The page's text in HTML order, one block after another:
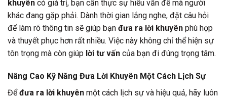
khuyên có giá trị, bạn cần thực sự hiểu vấn đề mà người
khác đang gặp phải. Dành thời gian lắng nghe, đặt câu hỏi
để làm rõ thông tin sẽ giúp bạn đưa ra lời khuyên phù hợp
và thuyết phục hơn rất nhiều. Việc này không chỉ thể hiện sự
tôn trọng mà còn giúp lời tư vấn của bạn đi đúng trọng tâm.
Nâng Cao Kỹ Năng Đưa Lời Khuyên Một Cách Lịch Sự
Đểđưa ra lời khuyên một cách lịch sự và hiệu quả, hãy luôn